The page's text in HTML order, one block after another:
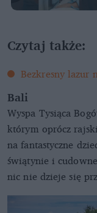
Czytaj także:
Bezkresny lazur
Bali
Wyspa Tysiąca
którym oprócz
na fantastyczne
świątynie i
nic nie dzieje się